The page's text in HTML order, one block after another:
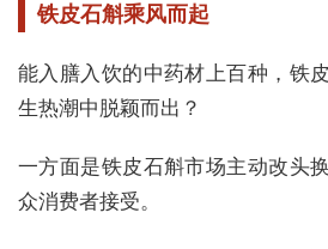
铁皮石斛乘风而起
能入膳入饮的中药材上百种，铁
生热潮中脱颖而出？
一方面是铁皮石斛市场主动改头
众消费者接受。